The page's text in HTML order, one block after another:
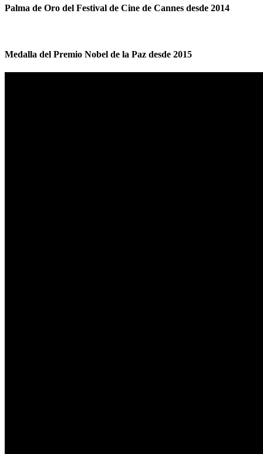
Palma de Oro del Festival de Cine de Cannes desde 2014
Medalla del Premio Nobel de la Paz desde 2015